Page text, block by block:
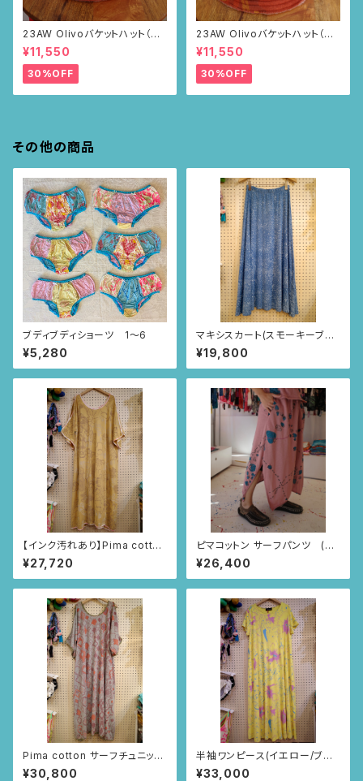
23AW Olivoバケットハット（ブ
ラウン・ポピー柄）
¥11,550
30%OFF
23AW Olivoバケットハット（ブ
ラウン・ポピー柄）
¥11,550
30%OFF
その他の商品
ブディブディショーツ 1〜6
¥5,280
マキシスカート(スモーキーブル
ー/MAR柄)
¥19,800
【インク汚れあり】Pima cotton
サーフチュニック(マスタードイ
エロー・いちじく柄)
¥27,720
ピマコットン サーフパンツ (ス
モーキーピンク/いちごとあり柄)
¥26,400
Pima cotton サーフチュニック
(メランジグレー・マプチェ柄)
¥30,800
半袖ワンピース(イエロー/ブラ
ジルのお花柄)
¥33,000